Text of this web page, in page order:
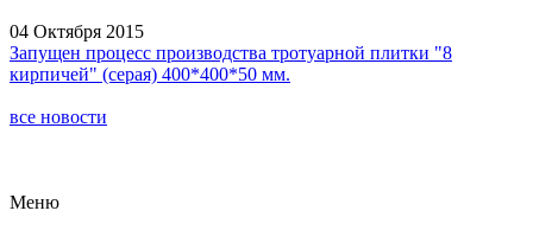
04 Октября 2015
Запущен процесс производства тротуарной плитки "8
кирпичей" (серая) 400*400*50 мм.
все новости
Меню